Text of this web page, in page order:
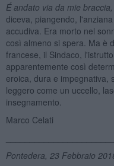
É andato via da mie
diceva, piangendo,
accudiva. Era morto nel
così almeno si spera. Ma è
francese, il Sindaco,
apparentemente così
eroica, dura e impegnativa,
leggero come un uccello,
insegnamento.
Marco Celati
Pontedera, 23 Febbraio